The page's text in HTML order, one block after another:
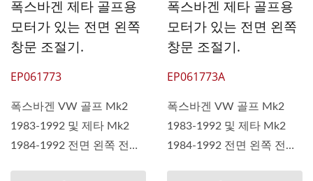
폭스바겐 제타 골프용
모터가 있는 전면 왼쪽
창문 조절기.
EP061773
폭스바겐 VW 골프 Mk2
1983-1992 및 제타 Mk2
1984-1992 전면 왼쪽 전동
폭스바겐 제타 골프용
모터가 있는 전면 왼쪽
창문 조절기.
EP061773A
폭스바겐 VW 골프 Mk2
1983-1992 및 제타 Mk2
1984-1992 전면 왼쪽 전동